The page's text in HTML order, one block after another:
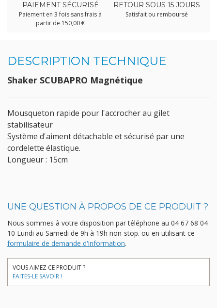
PAIEMENT SÉCURISÉ
Paiement en 3 fois sans frais à
partir de 150,00 €
RETOUR SOUS 15 JOURS
Satisfait ou remboursé
DESCRIPTION TECHNIQUE
Shaker SCUBAPRO Magnétique
Mousqueton rapide pour l'accrocher au gilet
stabilisateur
Système d'aiment détachable et sécurisé par une
cordelette élastique.
Longueur : 15cm
UNE QUESTION À PROPOS DE CE PRODUIT ?
Nous sommes à votre disposition par téléphone au 04 67 68 04
10 Lundi au Samedi de 9h à 19h non-stop. ou en utilisant ce
formulaire de demande d'information.
VOUS AIMEZ CE PRODUIT ?
FAITES-LE SAVOIR !